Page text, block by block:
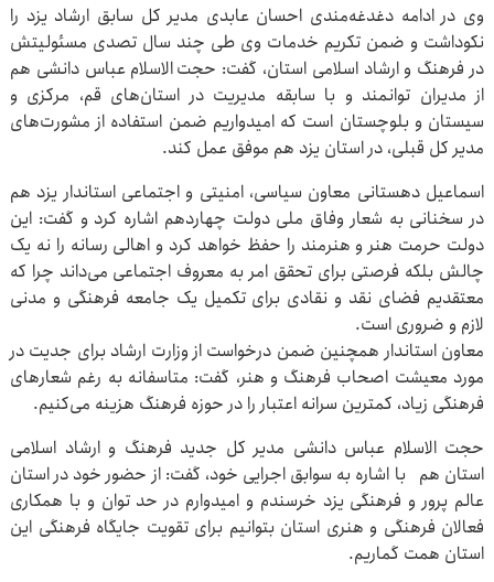
وی در ادامه دغدغه‌مندی احسان عابدی مدیر کل سابق ارشاد یزد را
نکوداشت و ضمن تکریم خدمات وی طی چند سال تصدی مسئولیتش
در فرهنگ و ارشاد اسلامی استان، گفت: حجت الاسلام عباس دانشی هم
از مدیران توانمند و با سابقه مدیریت در استان‌های قم، مرکزی و
سیستان و بلوچستان است که امیدواریم ضمن استفاده از مشورت‌های
مدیر کل قبلی، در استان یزد هم موفق عمل کند.
اسماعیل دهستانی معاون سیاسی، امنیتی و اجتماعی استاندار یزد هم
در سخنانی به شعار وفاق ملی دولت چهاردهم اشاره کرد و گفت: این
دولت حرمت هنر و هنرمند را حفظ خواهد کرد و اهالی رسانه را نه یک
چالش بلکه فرصتی برای تحقق امر به معروف اجتماعی می‌داند چرا که
معتقدیم فضای نقد و نقادی برای تکمیل یک جامعه فرهنگی و مدنی
لازم و ضروری است.
معاون استاندار همچنین ضمن درخواست از وزارت ارشاد برای جدیت در
مورد معیشت اصحاب فرهنگ و هنر، گفت: متاسفانه به رغم شعارهای
فرهنگی زیاد، کمترین سرانه اعتبار را در حوزه فرهنگ هزینه می‌کنیم.
حجت الاسلام عباس دانشی مدیر کل جدید فرهنگ و ارشاد اسلامی
استان هم با اشاره به سوابق اجرایی خود، گفت: از حضور خود در استان
عالم پرور و فرهنگی یزد خرسندم و امیدوارم در حد توان و با همکاری
فعالان فرهنگی و هنری استان بتوانیم برای تقویت جایگاه فرهنگی این
استان همت گماریم.